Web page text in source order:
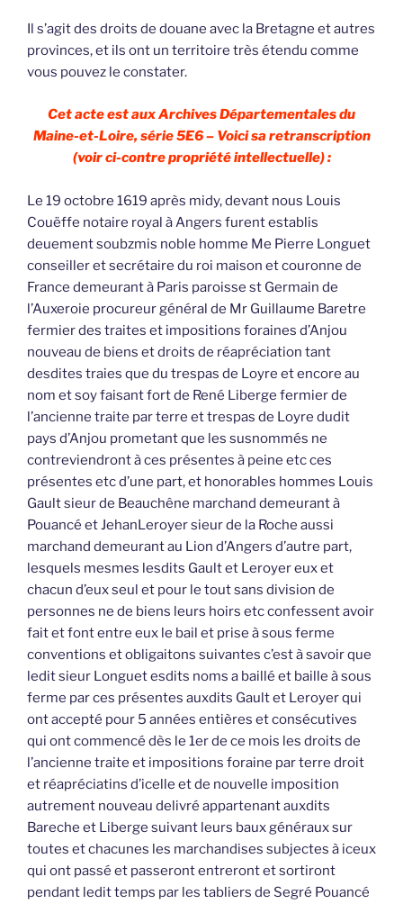
Il s’agit des droits de douane avec la Bretagne et autres
provinces, et ils ont un territoire très étendu comme
vous pouvez le constater.
Cet acte est aux Archives Départementales du
Maine-et-Loire, série 5E6 – Voici sa retranscription
(voir ci-contre propriété intellectuelle) :
Le 19 octobre 1619 après midy, devant nous Louis
Couëffe notaire royal à Angers furent establis
deuement soubzmis noble homme Me Pierre Longuet
conseiller et secrétaire du roi maison et couronne de
France demeurant à Paris paroisse st Germain de
l’Auxeroie procureur général de Mr Guillaume Baretre
fermier des traites et impositions foraines d’Anjou
nouveau de biens et droits de réapréciation tant
desdites traies que du trespas de Loyre et encore au
nom et soy faisant fort de René Liberge fermier de
l’ancienne traite par terre et trespas de Loyre dudit
pays d’Anjou prometant que les susnommés ne
contreviendront à ces présentes à peine etc ces
présentes etc d’une part, et honorables hommes Louis
Gault sieur de Beauchêne marchand demeurant à
Pouancé et JehanLeroyer sieur de la Roche aussi
marchand demeurant au Lion d’Angers d’autre part,
lesquels mesmes lesdits Gault et Leroyer eux et
chacun d’eux seul et pour le tout sans division de
personnes ne de biens leurs hoirs etc confessent avoir
fait et font entre eux le bail et prise à sous ferme
conventions et obligaitons suivantes c’est à savoir que
ledit sieur Longuet esdits noms a baillé et baille à sous
ferme par ces présentes auxdits Gault et Leroyer qui
ont accepté pour 5 années entières et consécutives
qui ont commencé dès le 1er de ce mois les droits de
l’ancienne traite et impositions foraine par terre droit
et réapréciatins d’icelle et de nouvelle imposition
autrement nouveau delivré appartenant auxdits
Bareche et Liberge suivant leurs baux généraux sur
toutes et chacunes les marchandises subjectes à iceux
qui ont passé et passeront entreront et sortiront
pendant ledit temps par les tabliers de Segré Pouancé